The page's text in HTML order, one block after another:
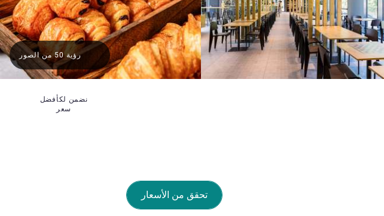
نضمن لكأفضل
سعر
رؤية 50 من الصور
تحقق من الأسعار